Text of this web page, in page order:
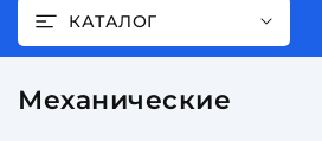
КАТАЛОГ
Механические